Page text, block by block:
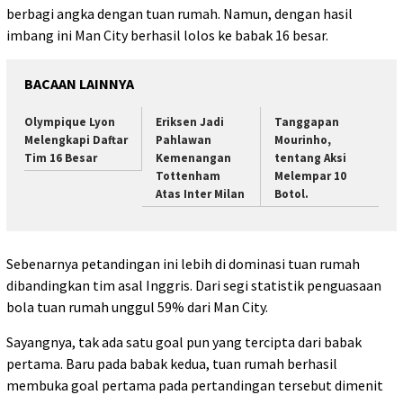
berbagi angka dengan tuan rumah. Namun, dengan hasil
imbang ini Man City berhasil lolos ke babak 16 besar.
BACAAN LAINNYA
Olympique Lyon
Melengkapi Daftar
Tim 16 Besar
Eriksen Jadi
Pahlawan
Kemenangan
Tottenham
Atas Inter Milan
Tanggapan
Mourinho,
tentang Aksi
Melempar 10
Botol.
Sebenarnya petandingan ini lebih di dominasi tuan rumah
dibandingkan tim asal Inggris. Dari segi statistik penguasaan
bola tuan rumah unggul 59% dari Man City.
Sayangnya, tak ada satu goal pun yang tercipta dari babak
pertama. Baru pada babak kedua, tuan rumah berhasil
membuka goal pertama pada pertandingan tersebut dimenit